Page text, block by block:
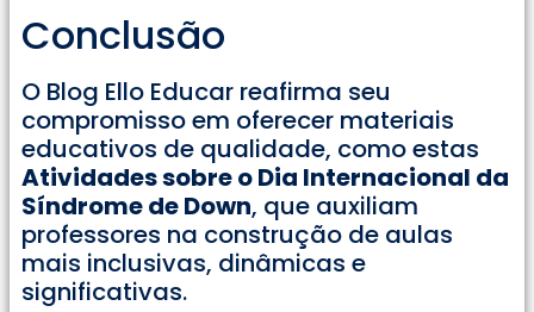
Conclusão
O Blog Ello Educar reafirma seu
compromisso em oferecer materiais
educativos de qualidade, como estas
Atividades sobre o Dia Internacional da
Síndrome de Down, que auxiliam
professores na construção de aulas
mais inclusivas, dinâmicas e
significativas.